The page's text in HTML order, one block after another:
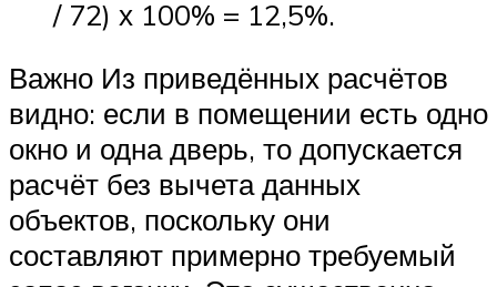
/ 72) х 100% = 12,5%.
Важно Из приведённых расчётов
видно: если в помещении есть одно
окно и одна дверь, то допускается
расчёт без вычета данных
объектов, поскольку они
составляют примерно требуемый